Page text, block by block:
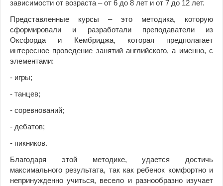
зависимости от возраста – от 6 до 8 лет и от 7 до 12 лет.
Представленные курсы – это методика, которую
сформировали и разработали преподаватели из
Оксфорда и Кембриджа, которая предполагает
интересное проведение занятий английского, а именно, с
элементами:
- игры;
- танцев;
- соревнований;
- дебатов;
- пикников.
Благодаря этой методике, удается достичь
максимального результата, так как ребенок комфортно и
непринужденно учиться, весело и разнообразно изучает